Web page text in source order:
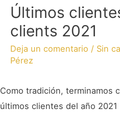
Últimos
clients 2021
Deja un comentario / Sin
Pérez
Como tradición, terminamos
últimos clientes del año 2021